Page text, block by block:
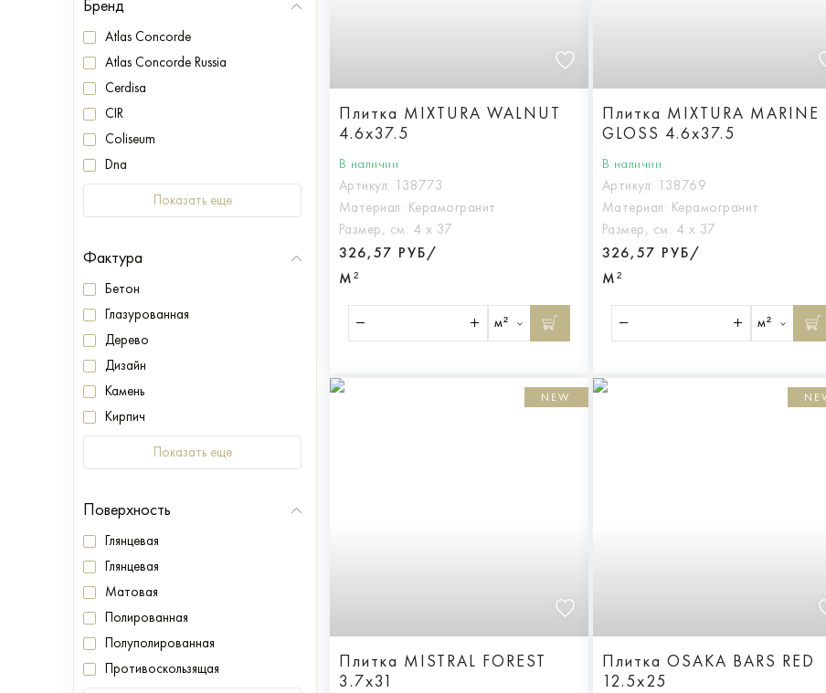
Бренд
Atlas Concorde
Atlas Concorde Russia
Cerdisa
CIR
Coliseum
Dna
Показать еще
Фактура
Бетон
Глазурованная
Дерево
Дизайн
Камень
Кирпич
Показать еще
Поверхность
Глянцевая
Глянцевая
Матовая
Полированная
Полуполированная
Противоскользящая
Плитка MIXTURA WALNUT
4.6x37.5
В наличии
Артикул: 138773
Материал: Керамогранит
Размер, см: 4 х 37
326,57 РУБ/
М²
м²
Плитка MIXTURA MARINE
GLOSS 4.6x37.5
В наличии
Артикул: 138769
Материал: Керамогранит
Размер, см: 4 х 37
326,57 РУБ/
М²
м²
NEW
Плитка MISTRAL FOREST
3.7x31
Плитка OSAKA BARS RED
12.5x25